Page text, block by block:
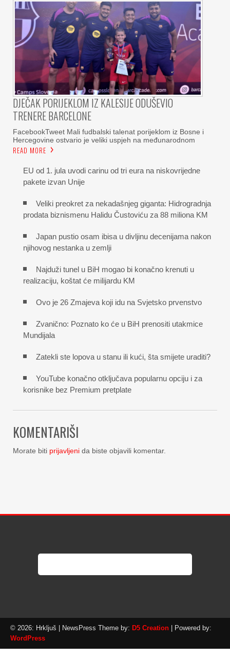
DJEČAK PORIJEKLOM IZ KALESIJE ODUŠEVIO
TRENERE BARCELONE
FacebookTweet Mali fudbalski talenat porijeklom iz Bosne i
Hercegovine ostvario je veliki uspjeh na međunarodnom
READ MORE
EU od 1. jula uvodi carinu od tri eura na niskovrijedne
pakete izvan Unije
Veliki preokret za nekadašnjeg giganta: Hidrogradnja
prodata biznismenu Halidu Čustoviću za 88 miliona KM
Japan pustio osam ibisa u divljinu decenijama nakon
njihovog nestanka u zemlji
Najduži tunel u BiH mogao bi konačno krenuti u
realizaciju, koštat će milijardu KM
Ovo je 26 Zmajeva koji idu na Svjetsko prvenstvo
Zvanično: Poznato ko će u BiH prenositi utakmice
Mundijala
Zatekli ste lopova u stanu ili kući, šta smijete uraditi?
YouTube konačno otključava popularnu opciju i za
korisnike bez Premium pretplate
KOMENTARIŠI
Morate biti prijavljeni da biste objavili komentar.
© 2026: Hrkljuš | NewsPress Theme by: D5 Creation | Powered by:
WordPress